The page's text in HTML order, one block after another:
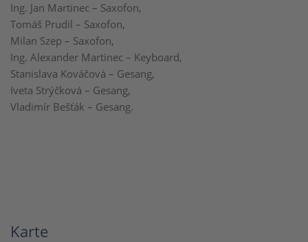
Ing. Jan Martinec – Saxofon,
Tomáš Prudil – Saxofon,
Milan Szep – Saxofon,
Ing. Alexander Martinec – Keyboard,
Stanislava Kováčová – Gesang,
Iveta Strýčková – Gesang,
Vladimír Bešťák – Gesang.
Karte